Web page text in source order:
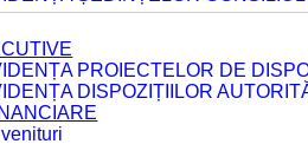
PROIECTELOR DE
DISPOZIȚIILOR